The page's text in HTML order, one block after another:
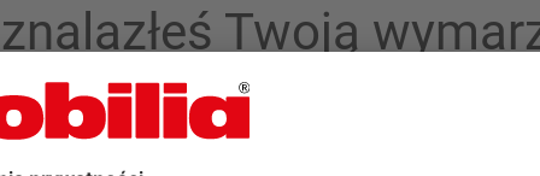
Twoją
kuchnię marki nobilia?